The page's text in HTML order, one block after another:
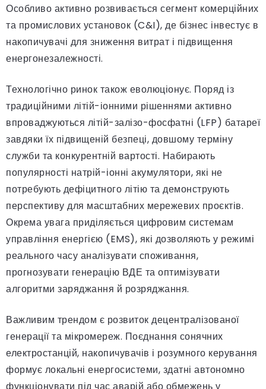
Особливо активно розвивається сегмент комерційних
та промислових установок (C&I), де бізнес інвестує в
накопичувачі для зниження витрат і підвищення
енергонезалежності.
Технологічно ринок також еволюціонує. Поряд із
традиційними літій-іонними рішеннями активно
впроваджуються літій-залізо-фосфатні (LFP) батареї
завдяки їх підвищеній безпеці, довшому терміну
служби та конкурентній вартості. Набирають
популярності натрій-іонні акумулятори, які не
потребують дефіцитного літію та демонструють
перспективу для масштабних мережевих проєктів.
Окрема увага приділяється цифровим системам
управління енергією (EMS), які дозволяють у режимі
реального часу аналізувати споживання,
прогнозувати генерацію ВДЕ та оптимізувати
алгоритми заряджання й розряджання.
Важливим трендом є розвиток децентралізованої
генерації та мікромереж. Поєднання сонячних
електростанцій, накопичувачів і розумного керування
формує локальні енергосистеми, здатні автономно